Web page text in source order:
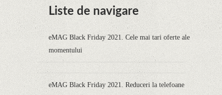
Liste de navigare
eMAG Black Friday 2021. Cele mai tari oferte ale
momentului
eMAG Black Friday 2021. Reduceri la telefoane